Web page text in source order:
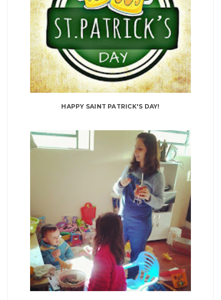
HAPPY SAINT PATRICK'S DAY!